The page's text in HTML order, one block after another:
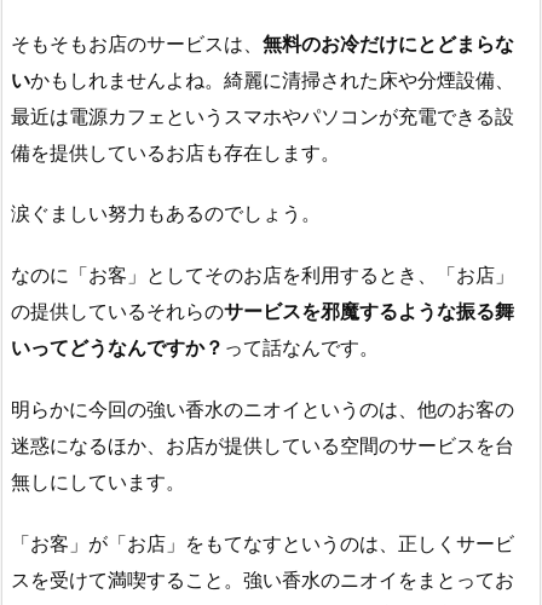
そもそもお店のサービスは、 無料のお冷だけにとどまらな
いかもしれませんよね。綺麗に清掃された床や分煙設備、
最近は電源カフェというスマホやパソコンが充電できる設
備を提供しているお店も存在します。
涙ぐましい努力もあるのでしょう。
なのに「お客」としてそのお店を利用するとき、「お店」
の提供しているそれらのサービスを邪魔するような振る舞
いってどうなんですか？ って話なんです。
明らかに今回の強い香水のニオイというのは、他のお客の
迷惑になるほか、お店が提供している空間のサービスを台
無しにしています。
「お客」が「お店」をもてなすというのは、正しくサービ
スを受けて満喫すること。強い香水のニオイをまとってお